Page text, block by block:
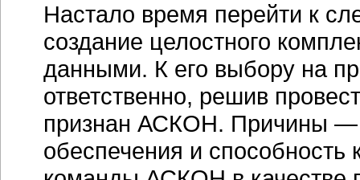
Настало время перейти к
создание целостного
данными. К его выбору на
ответственно, решив
признан АСКОН. Причины —
обеспечения и